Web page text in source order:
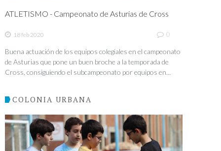
ATLETISMO - Campeonato de Asturias de Cross
18 feb 2020 0
Buena actuación de los equipos colegiales en el campeonato
de Asturias que pone un buen broche a la temporada de
Cross, consiguiendo el subcampeonato por equipos en...
COLONIA URBANA